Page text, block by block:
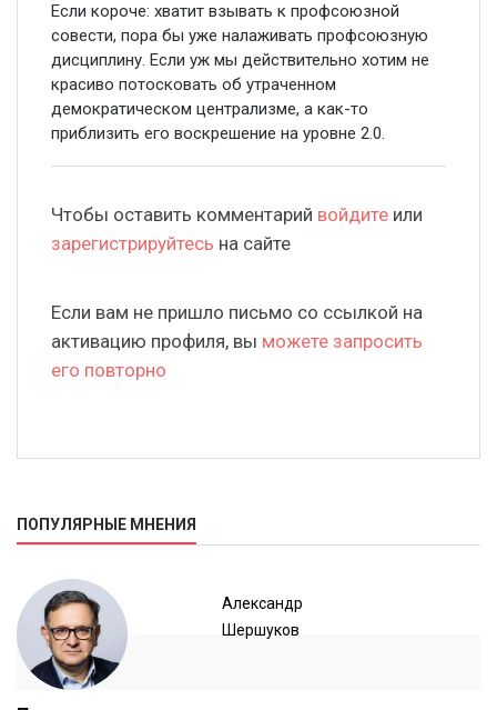
Если короче: хватит взывать к профсоюзной
совести, пора бы уже налаживать профсоюзную
дисциплину. Если уж мы действительно хотим не
красиво потосковать об утраченном
демократическом централизме, а как-то
приблизить его воскрешение на уровне 2.0.
Чтобы оставить комментарий войдите или
зарегистрируйтесь на сайте
Если вам не пришло письмо со ссылкой на
активацию профиля, вы можете запросить
его повторно
ПОПУЛЯРНЫЕ МНЕНИЯ
Александр
Шершуков